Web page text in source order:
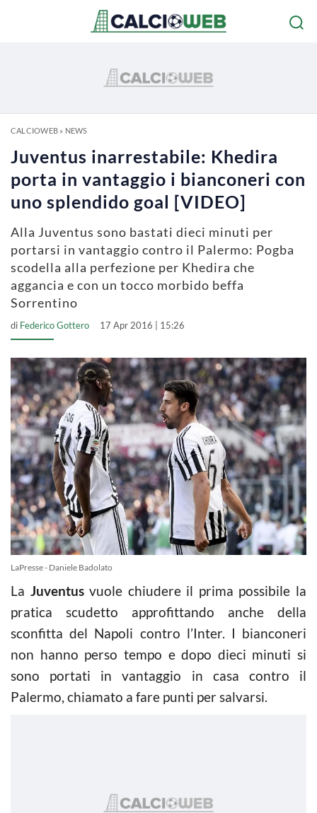
CALCIOWEB» NEWS
Juventus inarrestabile: Khedira
porta in vantaggio i bianconeri con
uno splendido goal [VIDEO]
Alla Juventus sono bastati dieci minuti per
portarsi in vantaggio contro il Palermo: Pogba
scodella alla perfezione per Khedira che
aggancia e con un tocco morbido beffa
Sorrentino
di Federico Gottero 17 Apr 2016 | 15:26
LaPresse - Daniele Badolato
La Juventusvuole chiudere il prima possibile la
pratica scudetto approfittando anche della
sconfitta del Napoli contro l’Inter. I bianconeri
non hanno perso tempo e dopo dieci minuti si
sono portati in vantaggio in casa contro il
Palermo, chiamato a fare punti per salvarsi.